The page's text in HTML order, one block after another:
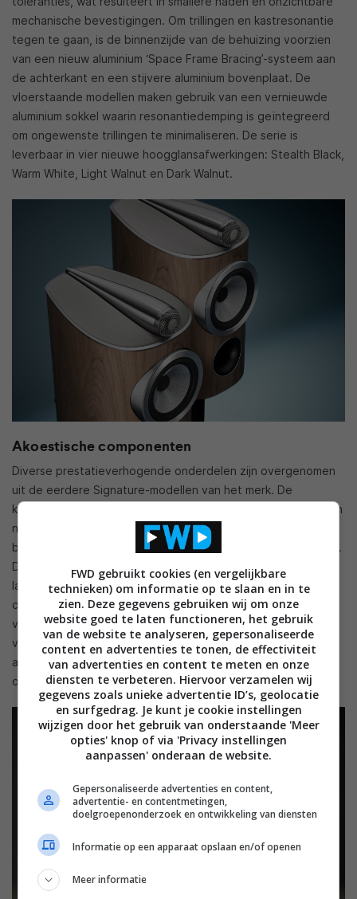
mechanische bevestigingen. Om trillingen en kastresonantie
tegen te gaan, is de binnenzijde van de behuizing voorzien
van een nieuw aluminium ‘Space Frame Bracing’-systeem aan
de achterkant en een stijvere aluminium bovenplaat. De
vloerstaande modellen maken gebruik van een vernieuwde
aluminium sokkel waarin resonantiedemping is geïntegreerd
om ongewenste trillingen te minimaliseren. De serie is
leverbaar in vier nieuwe hoogglansafwerkingen: Stealth Black,
Warm White, Light Walnut en Dark Walnut.
Akoestische componenten
Diverse prestatieverhogende onderdelen zijn overgenomen
uit de eerdere Signature-modellen van het merk. De
kenmerkende Diamond Dome-tweeters zijn uitgerust met een
nieuw type roostergaas dat meer akoestische transparantie
biedt en de weergave buiten de centrale luisteras verbetert .
Daarnaast zijn de motoren van de midden- en
lagetonendrivers aangepast voor een lagere vervorming
cross-over-filters en interne bekabeling zijn eveneens
vernieuwd. Een specifieke update is te vinden in de
vloerstaande 804 D5, die nu is uitgerust met een interne
aluminium behuizing om de midrange-driver mechanisch te
ontkoppelen van de rest van de kast.
FWD gebruikt cookies (en vergelijkbare
technieken) om informatie op te slaan en in te
zien. Deze gegevens gebruiken wij om onze
website goed te laten functioneren, het gebruik
van de website te analyseren, gepersonaliseerde
content en advertenties te tonen, de effectiviteit
van advertenties en content te meten en onze
diensten te verbeteren. Hiervoor verzamelen wij
gegevens zoals unieke advertentie ID’s, geolocatie
en surfgedrag. Je kunt je cookie instellingen
wijzigen door het gebruik van onderstaande 'Meer
opties' knop of via 'Privacy instellingen
aanpassen' onderaan de website.
Gepersonaliseerde advertenties en content,
advertentie- en contentmetingen,
doelgroepenonderzoek en ontwikkeling van diensten
Informatie op een apparaat opslaan en/of openen
Meer informatie